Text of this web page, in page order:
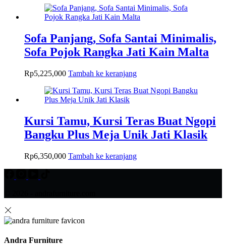
Sofa Panjang, Sofa Santai Minimalis,
Sofa Pojok Rangka Jati Kain Malta
Rp5,225,000 Tambah ke keranjang
Kursi Tamu, Kursi Teras Buat Ngopi
Bangku Plus Meja Unik Jati Klasik
Rp6,350,000 Tambah ke keranjang
Andra Furniture